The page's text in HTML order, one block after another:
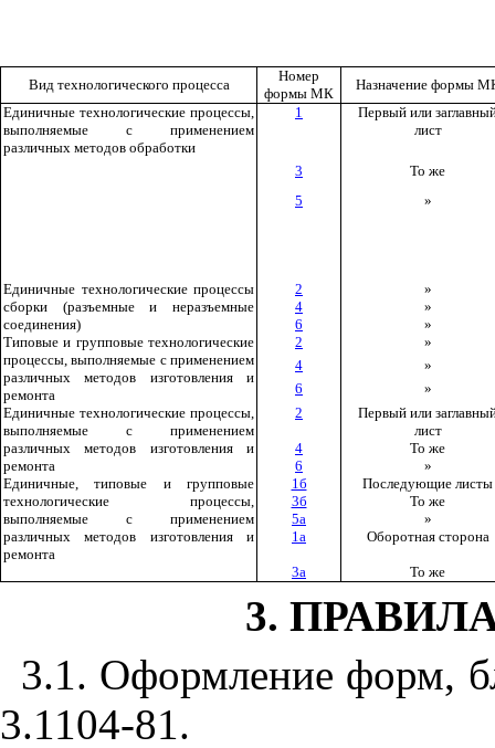
Вид технологического процесса
Номер
формы МК
Назначение формы
Единичные технологические процессы,
выполняемые с применением
различных методов обработки
1
Первый или
лист
3
То же
5
»
Единичные технологические процессы
сборки (разъемные и неразъемные
соединения)
2
»
4
»
6
»
Типовые и групповые технологические
процессы, выполняемые с применением
различных методов изготовления и
ремонта
2
»
4
»
6
»
Единичные технологические процессы,
выполняемые с применением
различных методов изготовления и
ремонта
2
Первый или
лист
4
То же
6
»
Единичные, типовые и групповые
технологические процессы,
выполняемые с применением
различных методов изготовления и
ремонта
1б
Последующие листы
3б
То же
5а
»
1а
Оборотная сторона
3а То же
3.
3.1. Оформление форм,
3.1104-81.